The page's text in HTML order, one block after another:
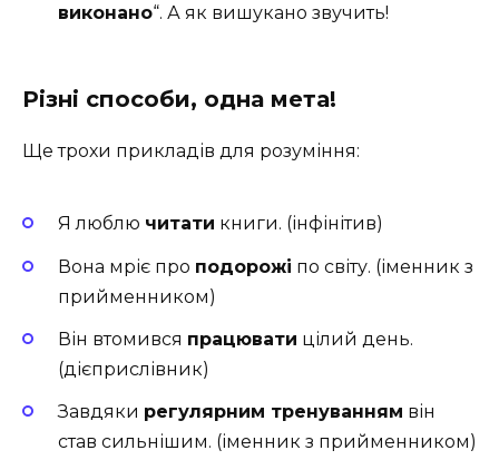
виконано“. А як вишукано звучить!
Різні способи, одна мета!
Ще трохи прикладів для розуміння:
Я люблю читати книги. (інфінітив)
Вона мріє про подорожі по світу. (іменник з
прийменником)
Він втомився працювати цілий день.
(дієприслівник)
Завдяки регулярним тренуванням він
став сильнішим. (іменник з прийменником)